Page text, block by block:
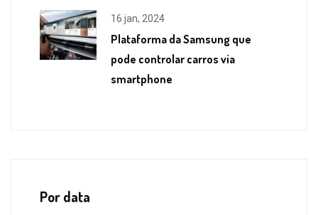
16 jan, 2024
Plataforma da Samsung que
pode controlar carros via
smartphone
Por data